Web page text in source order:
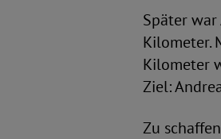
Später
Kilometer.
Kilometer
Ziel:
Zu